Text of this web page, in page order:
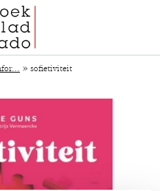
» sofietiviteit